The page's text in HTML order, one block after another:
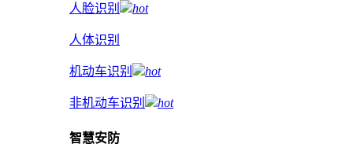
人脸识别 hot
人体识别
机动车识别 hot
非机动车识别 hot
智慧安防